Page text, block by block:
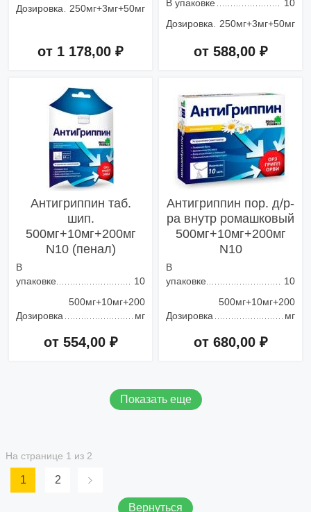
Дозировка 250мг+3мг+50мг
от 1 178,00 ₽
В упаковке
10
Дозировка 250мг+3мг+50мг
от 588,00 ₽
Антигриппин таб.
шип.
500мг+10мг+200мг
N10 (пенал)
В
упаковке
10
Дозировка
500мг+10мг+200
мг
от 554,00 ₽
Антигриппин пор. д/р-
ра внутр ромашковый
500мг+10мг+200мг
N10
В
упаковке
10
Дозировка
500мг+10мг+200
мг
от 680,00 ₽
Показать еще
На странице 1 из 2
1 2
Вернуться